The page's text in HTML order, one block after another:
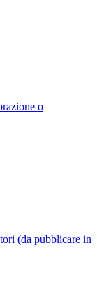
o
(da pubblicare in